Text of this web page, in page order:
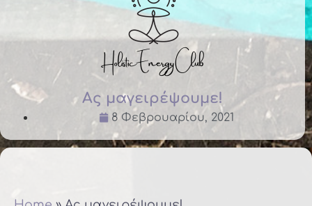
Ας μαγειρέψουμε!
8 Φεβρουαρίου, 2021